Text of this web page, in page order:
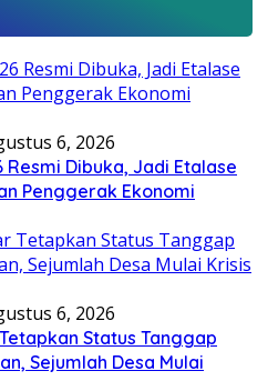
6, 2026
Resmi Dibuka, Jadi Etalase
Penggerak Ekonomi
6, 2026
Status Tanggap
Sejumlah Desa Mulai